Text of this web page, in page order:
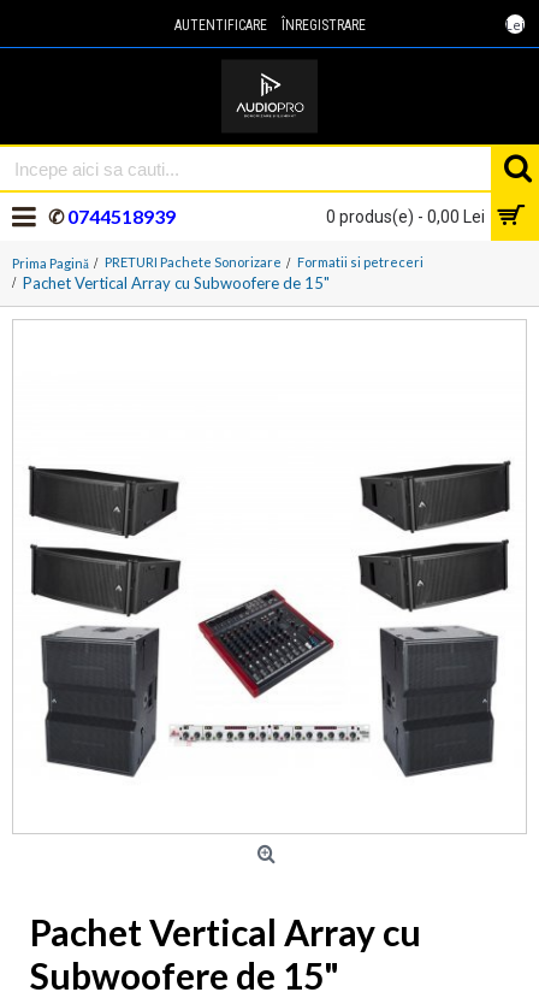
Lei
AUTENTIFICARE ÎNREGISTRARE
0 produs(e) - 0,00 Lei
✆0744518939
Prima Pagină PRETURI Pachete Sonorizare Formatii si petreceri
Pachet Vertical Array cu Subwoofere de 15"
Pachet Vertical Array cu
Subwoofere de 15"